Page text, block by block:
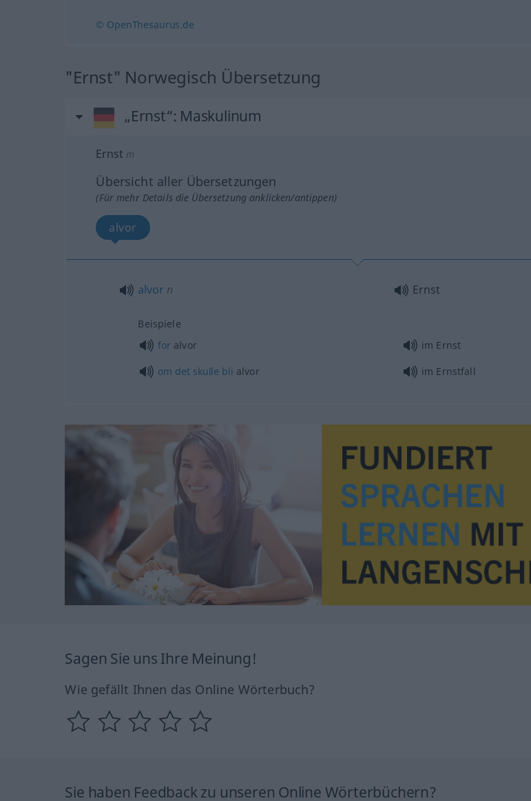
© OpenThesaurus.de
"Ernst" Norwegisch Übersetzung
„Ernst“: Maskulinum
Ernst m
Übersicht aller Übersetzungen
(Für mehr Details die Übersetzung anklicken/antippen)
alvor
alvor n Ernst
Beispiele
for alvor
im Ernst
om det skulle bli alvor im Ernstfall
Sagen Sie uns Ihre Meinung!
Wie gefällt Ihnen das Online Wörterbuch?
Sie haben Feedback zu unseren Online Wörterbüchern?